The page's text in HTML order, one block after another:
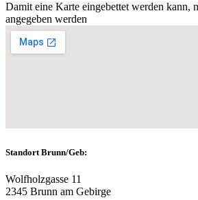
Damit eine Karte eingebettet werden kann,
angegeben werden
Standort Brunn/Geb:
Wolfholzgasse 11
2345 Brunn am Gebirge